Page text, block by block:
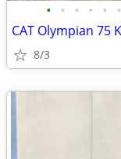
• • • • • •
8/3